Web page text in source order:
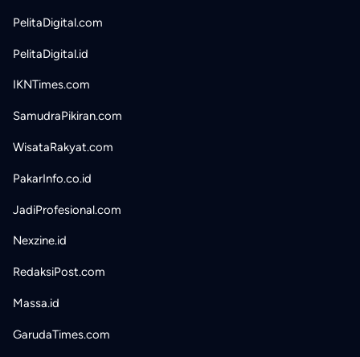
PelitaDigital.com
PelitaDigital.id
IKNTimes.com
SamudraPikiran.com
WisataRakyat.com
PakarInfo.co.id
JadiProfesional.com
Nexzine.id
RedaksiPost.com
Massa.id
GarudaTimes.com